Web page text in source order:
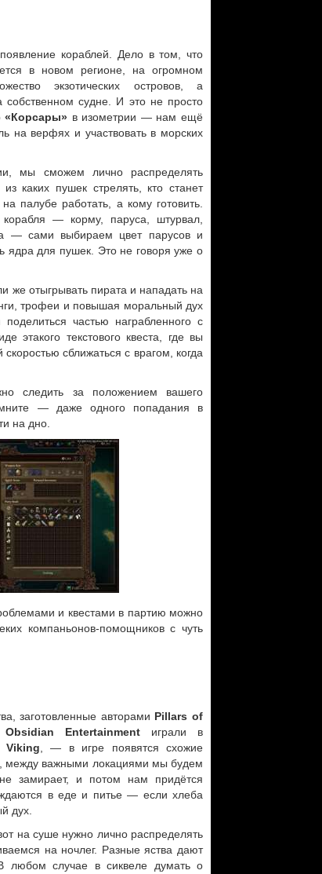
кораблей. Дело в том, что
в новом регионе, на огромном
экзотических островов, а
судне. И это не просто
«Корсары» в изометрии — нам ещё
на верфях и участвовать в морских
мы сможем лично распределять
каких пушек стрелять, кто станет
палубе работать, а кому готовить.
— корму, паруса, штурвал,
— сами выбираем цвет парусов и
ядра для пушек. Это не говоря уже о
же отыгрывать пирата и нападать на
трофеи и повышая моральный дух
частью награбленного с
текстового квеста, где вы
сближаться с врагом, когда
следить за положением вашего
— даже одного попадания в
на дно.
и квестами в партию можно
компаньонов-помощников с чуть
заготовленные авторами Pillars of
Obsidian Entertainment играли в
Viking , — в игре появятся схожие
между важными локациями мы будем
замирает, и потом нам придётся
в еде и питье — если хлеба
дух.
на суше нужно лично распределять
на ночлег. Разные яства дают
любом случае в сиквеле думать о